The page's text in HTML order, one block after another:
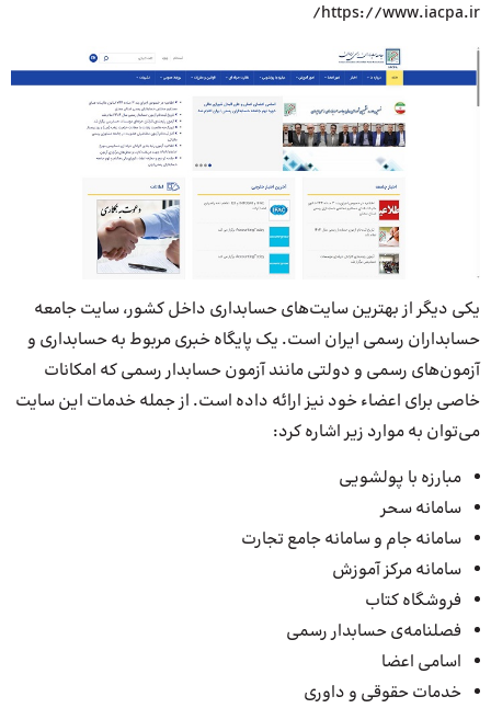
https://www.iacpa.ir/
یکی دیگر از بهترین سایت‌های حسابداری داخل کشور، سایت جامعه
حسابداران رسمی ایران است. یک پایگاه خبری مربوط به حسابداری و
آزمون‌های رسمی و دولتی مانند آزمون حسابدار رسمی که امکانات
خاصی برای اعضاء خود نیز ارائه داده است. از جمله خدمات این سایت
می‌توان به موارد زیر اشاره کرد:
مبارزه با پولشویی
سامانه سحر
سامانه جام و سامانه جامع تجارت
سامانه مرکز آموزش
فروشگاه کتاب
فصلنامه‌ی حسابدار رسمی
اسامی اعضا
خدمات حقوقی و داوری